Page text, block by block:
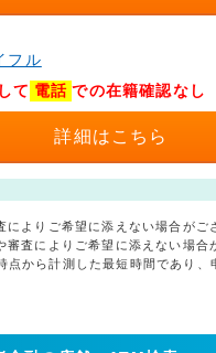
フル
て 電話 での在籍確認なし
詳細はこちら
よりご希望に添えない場合がご
査によりご希望に添えない場合
から計測した最短時間であり、